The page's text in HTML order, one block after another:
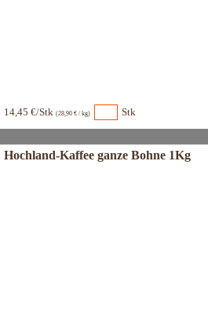
14,45 €/Stk (28,90 € / kg) Stk
Hochland-Kaffee ganze Bohne 1Kg